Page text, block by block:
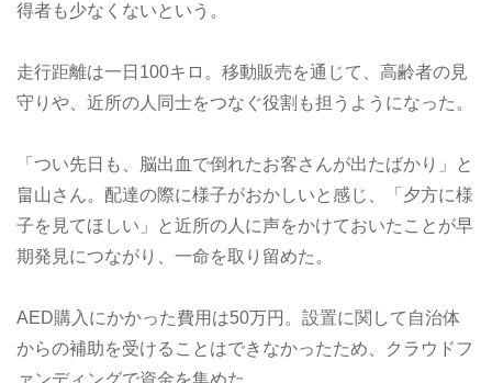
得者も少なくないという。
走行距離は一日100キロ。移動販売を通じて、高齢者の見
守りや、近所の人同士をつなぐ役割も担うようになった。
「つい先日も、脳出血で倒れたお客さんが出たばかり」と
畠山さん。配達の際に様子がおかしいと感じ、「夕方に様
子を見てほしい」と近所の人に声をかけておいたことが早
期発見につながり、一命を取り留めた。
AED購入にかかった費用は50万円。設置に関して自治体
からの補助を受けることはできなかったため、クラウドフ
ァンディングで資金を集めた。